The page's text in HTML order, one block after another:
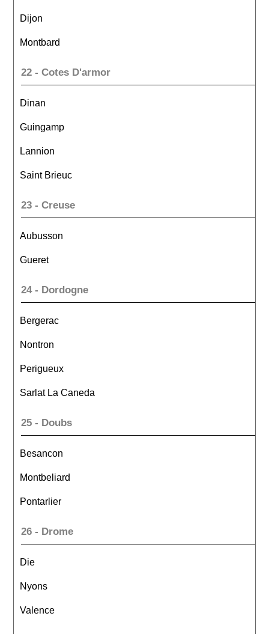
Dijon
Montbard
22 - Cotes D'armor
Dinan
Guingamp
Lannion
Saint Brieuc
23 - Creuse
Aubusson
Gueret
24 - Dordogne
Bergerac
Nontron
Perigueux
Sarlat La Caneda
25 - Doubs
Besancon
Montbeliard
Pontarlier
26 - Drome
Die
Nyons
Valence